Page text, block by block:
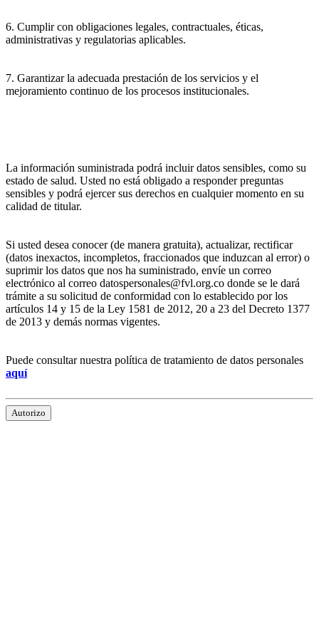
6. Cumplir con obligaciones legales, contractuales, éticas,
administrativas y regulatorias aplicables.
7. Garantizar la adecuada prestación de los servicios y el
mejoramiento continuo de los procesos institucionales.
La información suministrada podrá incluir datos sensibles, como su
estado de salud. Usted no está obligado a responder preguntas
sensibles y podrá ejercer sus derechos en cualquier momento en su
calidad de titular.
Si usted desea conocer (de manera gratuita), actualizar, rectificar
(datos inexactos, incompletos, fraccionados que induzcan al error) o
suprimir los datos que nos ha suministrado, envíe un correo
electrónico al correo datospersonales@fvl.org.co donde se le dará
trámite a su solicitud de conformidad con lo establecido por los
artículos 14 y 15 de la Ley 1581 de 2012, 20 a 23 del Decreto 1377
de 2013 y demás normas vigentes.
Puede consultar nuestra política de tratamiento de datos personales
aquí
Autorizo